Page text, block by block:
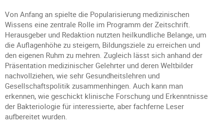
Von Anfang an spielte die Popularisierung medizinischen
Wissens eine zentrale Rolle im Programm der Zeitschrift.
Herausgeber und Redaktion nutzten heilkundliche Belange, um
die Auflagenhöhe zu steigern, Bildungsziele zu erreichen und
den eigenen Ruhm zu mehren. Zugleich lässt sich anhand der
Präsentation medizinischer Gelehrter und deren Weltbilder
nachvollziehen, wie sehr Gesundheitslehren und
Gesellschaftspolitik zusammenhingen. Auch kann man
erkennen, wie geschickt klinische Forschung und Erkenntnisse
der Bakteriologie für interessierte, aber fachferne Leser
aufbereitet wurden.